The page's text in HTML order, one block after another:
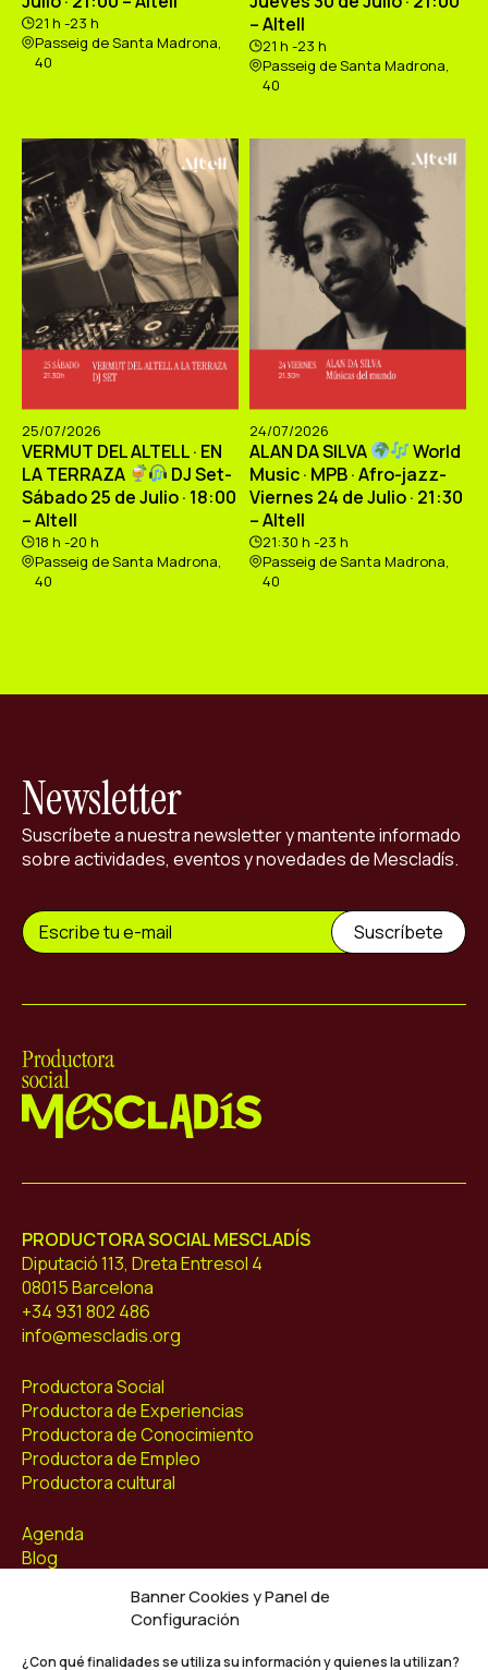
Banner Cookies y Panel de
Configuración
¿Con qué finalidades se utiliza su información y quienes la utilizan?
21 h -23 h
Passeig de Santa Madrona,
40
– Altell
21 h -23 h
Passeig de Santa Madrona,
40
25/07/2026
VERMUT DEL ALTELL · EN
LA TERRAZA
DJ Set-
Sábado 25 de Julio · 18:00
– Altell
18 h -20 h
Passeig de Santa Madrona,
40
24/07/2026
ALAN DA SILVA
World
Music · MPB · Afro-jazz-
Viernes 24 de Julio · 21:30
– Altell
21:30 h -23 h
Passeig de Santa Madrona,
40
Newsletter
Suscríbete a nuestra newsletter y mantente informado
sobre actividades, eventos y novedades de Mescladís.
PRODUCTORA SOCIAL MESCLADÍS
Diputació 113, Dreta Entresol 4
08015 Barcelona
+34 931 802 486
info@mescladis.org
Productora Social
Productora de Experiencias
Productora de Conocimiento
Productora de Empleo
Productora cultural
Agenda
Blog
Facebook